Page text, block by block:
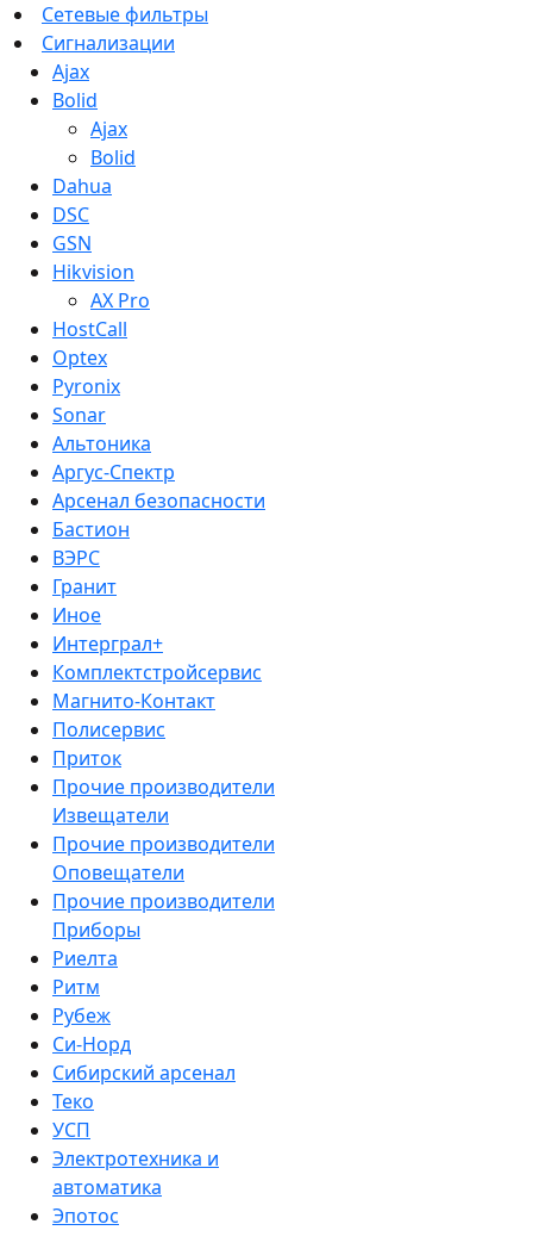
Сетевые фильтры
Сигнализации
Ajax
Bolid
Ajax
Bolid
Dahua
DSC
GSN
Hikvision
AX Pro
HostCall
Optex
Pyronix
Sonar
Альтоника
Аргус-Спектр
Арсенал безопасности
Бастион
ВЭРС
Гранит
Иное
Интерграл+
Комплектстройсервис
Магнито-Контакт
Полисервис
Приток
Прочие производители
Извещатели
Прочие производители
Оповещатели
Прочие производители
Приборы
Риелта
Ритм
Рубеж
Си-Норд
Сибирский арсенал
Теко
УСП
Электротехника и
автоматика
Эпотос